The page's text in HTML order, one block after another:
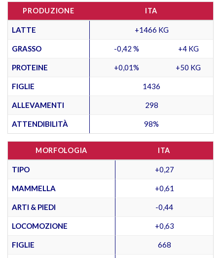
PRODUZIONE ITA
LATTE +1466 KG
GRASSO -0,42 % +4 KG
PROTEINE +0,01% +50 KG
FIGLIE 1436
ALLEVAMENTI 298
ATTENDIBILITÀ 98%
MORFOLOGIA ITA
TIPO +0,27
MAMMELLA +0,61
ARTI & PIEDI -0,44
LOCOMOZIONE +0,63
FIGLIE 668